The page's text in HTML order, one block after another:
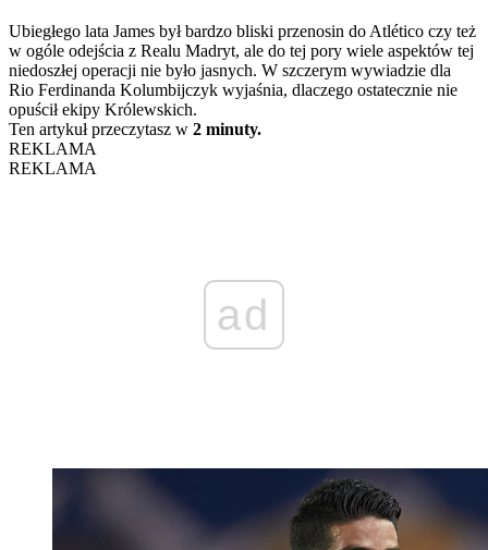
Ubiegłego lata James był bardzo bliski przenosin do Atlético czy też
w ogóle odejścia z Realu Madryt, ale do tej pory wiele aspektów tej
niedoszłej operacji nie było jasnych. W szczerym wywiadzie dla
Rio Ferdinanda Kolumbijczyk wyjaśnia, dlaczego ostatecznie nie
opuścił ekipy Królewskich.
Ten artykuł przeczytasz w 2 minuty.
REKLAMA
REKLAMA
ad